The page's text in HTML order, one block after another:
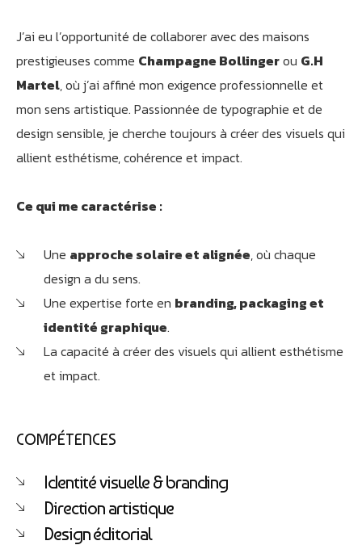
J’ai eu l’opportunité de collaborer avec des maisons
prestigieuses comme Champagne Bollingerou G.H
Martel, où j’ai affiné mon exigence professionnelle et
mon sens artistique. Passionnée de typographie et de
design sensible, je cherche toujours à créer des visuels qui
allient esthétisme, cohérence et impact.
Ce qui me caractérise :
Une approche solaire et alignée, où chaque
design a du sens.
Une expertise forte en branding, packaging et
identité graphique.
La capacité à créer des visuels qui allient esthétisme
et impact.
COMPÉTENCES
Identité visuelle & branding
Direction artistique
Design éditorial
Je vous oriente vers la meilleure solution pour votre
projet.
Dites-moi votre objectif ou choisissez un raccourci ci-
dessous :